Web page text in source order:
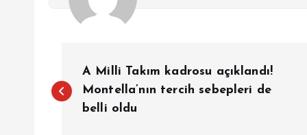
a
A Milli Takım kadrosu açıklandı!
Montella’nın tercih sebepleri de
belli oldu